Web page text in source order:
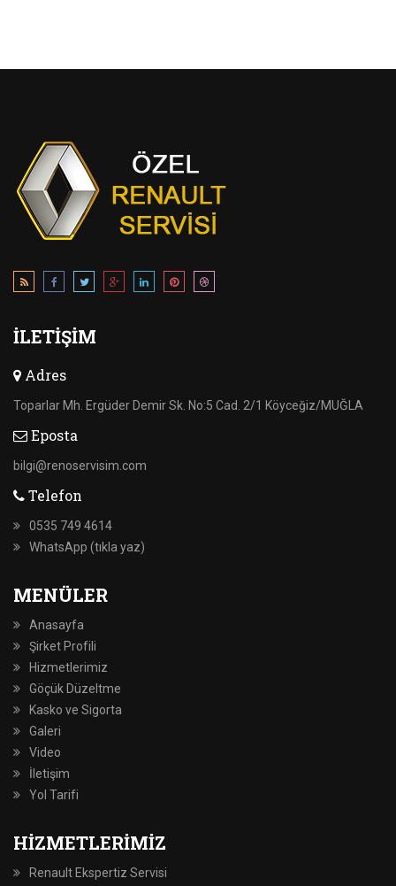
İLETIŞIM
Adres
Toparlar Mh. Ergüder Demir Sk. No:5 Cad. 2/1 Köyceğiz/MUĞLA
Eposta
bilgi@renoservisim.com
Telefon
0535 749 4614
WhatsApp (tıkla yaz)
MENÜLER
Anasayfa
Şirket Profili
Hizmetlerimiz
Göçük Düzeltme
Kasko ve Sigorta
Galeri
Video
İletişim
Yol Tarifi
HIZMETLERIMIZ
Renault Ekspertiz Servisi